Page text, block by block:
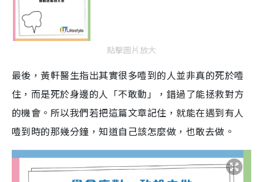
點擊圖片放大
最後，黃軒醫生指出其實很多噎到的人並非真的死於噎
住，而是死於身邊的人「不敢動」，錯過了能拯救對方
的機會。所以我們若把這篇文章記住，就能在遇到有人
噎到時的那幾分鐘，知道自己該怎麼做，也敢去做。